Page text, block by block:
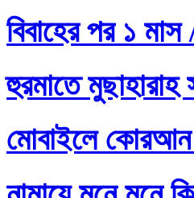
বিবাহের পর ১
হুরমাতে
মোবাইলে